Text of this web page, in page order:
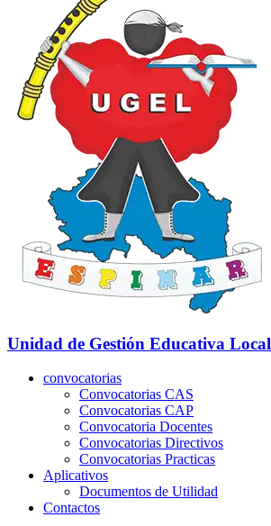
Unidad de Gestión Educativa Local
convocatorias
Convocatorias CAS
Convocatorias CAP
Convocatoria Docentes
Convocatorias Directivos
Convocatorias Practicas
Aplicativos
Documentos de Utilidad
Contactos